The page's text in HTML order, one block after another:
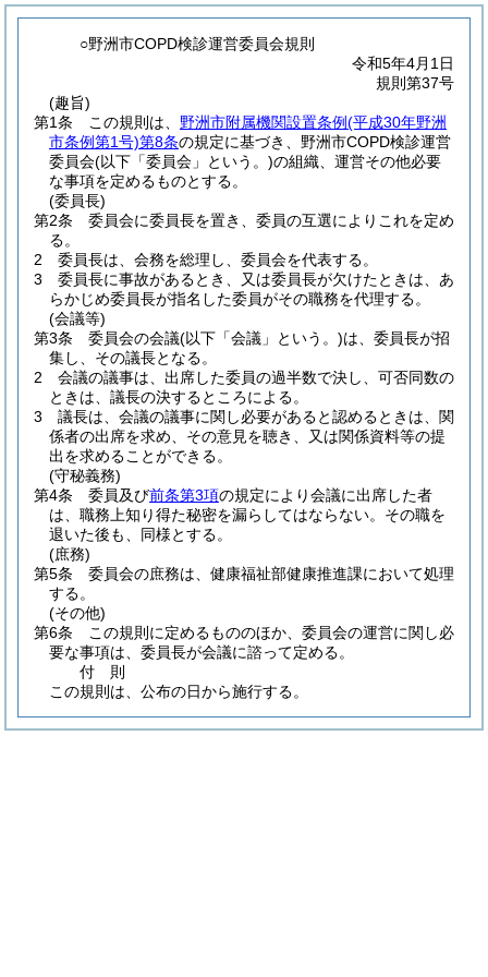
○野洲市COPD検診運営委員会規則
令和5年4月1日
規則第37号
(趣旨)
第1条
この規則は、 野洲市附属機関設置条例(平成30年野洲
市条例第1号)第8条の規定に基づき、野洲市COPD検診運営
委員会(以下「委員会」という。)の組織、運営その他必要
な事項を定めるものとする。
(委員長)
第2条
委員会に委員長を置き、委員の互選によりこれを定め
る。
2
委員長は、会務を総理し、委員会を代表する。
3
委員長に事故があるとき、又は委員長が欠けたときは、あ
らかじめ委員長が指名した委員がその職務を代理する。
(会議等)
第3条
委員会の会議(以下「会議」という。)は、委員長が招
集し、その議長となる。
2
会議の議事は、出席した委員の過半数で決し、可否同数の
ときは、議長の決するところによる。
3
議長は、会議の議事に関し必要があると認めるときは、関
係者の出席を求め、その意見を聴き、又は関係資料等の提
出を求めることができる。
(守秘義務)
第4条
委員及び前条第3項の規定により会議に出席した者
は、職務上知り得た秘密を漏らしてはならない。 その職を
退いた後も、同様とする。
(庶務)
第5条
委員会の庶務は、健康福祉部健康推進課において処理
する。
(その他)
第6条
この規則に定めるもののほか、委員会の運営に関し必
要な事項は、委員長が会議に諮って定める。
付 則
この規則は、公布の日から施行する。